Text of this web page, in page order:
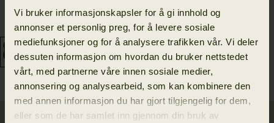
Vi bruker informasjonskapsler for å gi innhold og
annonser et personlig preg, for å levere sosiale
mediefunksjoner og for å analysere trafikken vår. Vi deler
dessuten informasjon om hvordan du bruker nettstedet
vårt, med partnerne våre innen sosiale medier,
annonsering og analysearbeid, som kan kombinere den
med annen informasjon du har gjort tilgjengelig for dem,
eller som de har samlet inn gjennom din bruk av
Retrieve viltbag
1 299.00 NOK
Moose Hunter 2.0 back
pack
2 699.00 NOK